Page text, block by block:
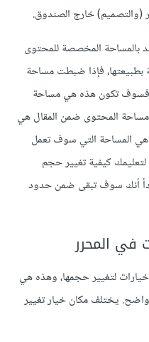
(والتصميم) خارج الصندوق.
بالمساحة المخصصة للمحتوى
بطبيعتها، فإذا ضبطت مساحة
تكون هذه هي مساحة
مساحة المحتوى ضمن المقال هي
فهذه هي المساحة التي سوف تعمل
كيفية تغيير حجم
أنك سوف تبقى ضمن حدود
في المحرر
لتغيير حجمها، وهذه هي
يختلف مكان خيار تغيير